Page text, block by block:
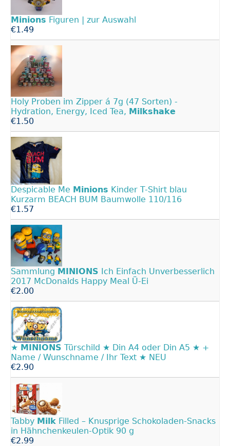
Minions Figuren | zur Auswahl
€1.49
Holy Proben im Zipper á 7g (47 Sorten) -
Hydration, Energy, Iced Tea, Milkshake
€1.50
Despicable Me Minions Kinder T-Shirt blau
Kurzarm BEACH BUM Baumwolle 110/116
€1.57
Sammlung MINIONS Ich Einfach Unverbesserlich
2017 McDonalds Happy Meal Ü-Ei
€2.00
★ MINIONS Türschild ★ Din A4 oder Din A5 ★ +
Name / Wunschname / Ihr Text ★ NEU
€2.90
Tabby Milk Filled – Knusprige Schokoladen-Snacks
in Hähnchenkeulen-Optik 90 g
€2.99